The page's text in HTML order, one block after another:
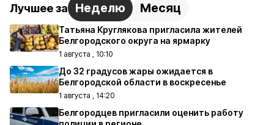
Лучшее за Неделю Месяц
Татьяна Круглякова пригласила жителей
Белгородского округа на ярмарку
1 августа , 10:10
До 32 градусов жары ожидается в
Белгородской области в воскресенье
1 августа , 14:20
Белгородцев пригласили оценить работу